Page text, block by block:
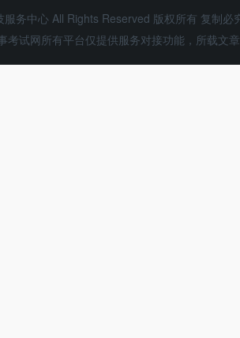
务中心 All Rights Reserved 版权所有 复制必
考试网所有平台仅提供服务对接功能，所载文